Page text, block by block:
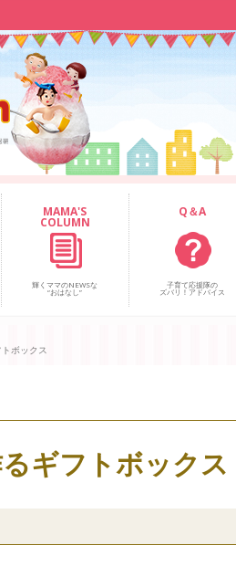
MAMA'S
COLUMN
輝くママのNEWSな
“おはなし”
Q＆A
子育て応援隊の
ズバリ！アドバイス
ボックス
ギフトボックス